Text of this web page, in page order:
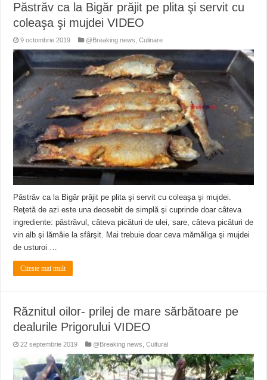
Păstrăv ca la Bigăr prăjit pe plita şi servit cu
coleaşa şi mujdei VIDEO
9 octombrie 2019 @Breaking news ,Culinare
Păstrăv ca la Bigăr prăjit pe plita şi servit cu coleaşa şi mujdei.
Reţetă de azi este una deosebit de simplă şi cuprinde doar câteva
ingrediente: păstrăvul, câteva picături de ulei, sare, câteva picături de
vin alb şi lămâie la sfârşit. Mai trebuie doar ceva mămăliga şi mujdei
de usturoi …
Citeste mai mult
Răznitul oilor- prilej de mare sărbătoare pe
dealurile Prigorului VIDEO
22 septembrie 2019 @Breaking news ,Cultural